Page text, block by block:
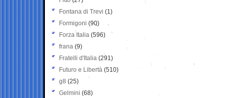
Fontana di Trevi (1)
Formigoni (90)
Forza Italia (596)
frana (9)
Fratelli d'Italia (291)
Futuro e Libertà (510)
g8 (25)
Gelmini (68)